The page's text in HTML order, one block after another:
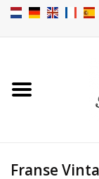
Toebehoren
Franse